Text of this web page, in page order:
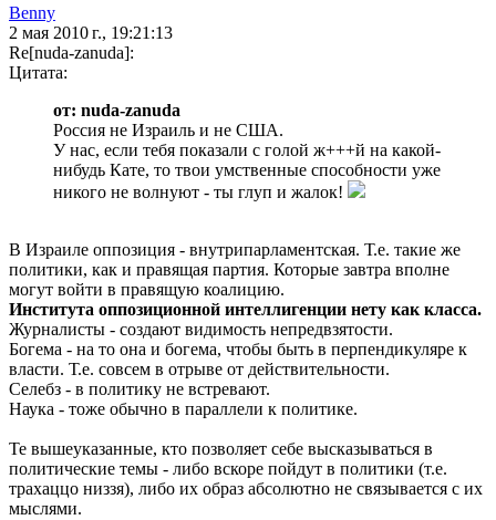
Benny
2 мая 2010 г., 19:21:13
Re[nuda-zanuda]:
Цитата:
от: nuda-zanuda
Россия не Израиль и не США.
У нас, если тебя показали с голой ж+++й на какой-
нибудь Кате, то твои умственные способности уже
никого не волнуют - ты глуп и жалок!
В Израиле оппозиция - внутрипарламентская. Т.е. такие же
политики, как и правящая партия. Которые завтра вполне
могут войти в правящую коалицию.
Института оппозиционной интеллигенции нету как класса.
Журналисты - создают видимость непредвзятости.
Богема - на то она и богема, чтобы быть в перпендикуляре к
власти. Т.е. совсем в отрыве от действительности.
Селебз - в политику не встревают.
Наука - тоже обычно в параллели к политике.
Те вышеуказанные, кто позволяет себе высказываться в
политические темы - либо вскоре пойдут в политики (т.е.
трахаццо низзя), либо их образ абсолютно не связывается с их
мыслями.